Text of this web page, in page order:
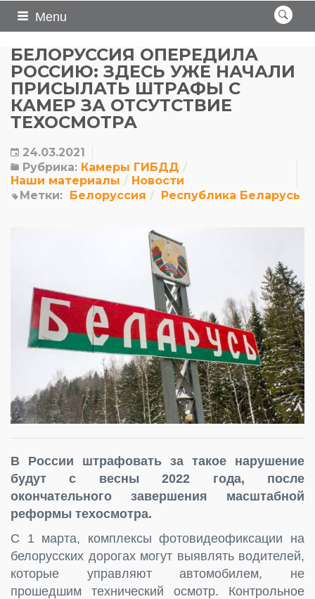
Menu
БЕЛОРУССИЯ ОПЕРЕДИЛА
РОССИЮ: ЗДЕСЬ УЖЕ НАЧАЛИ
ПРИСЫЛАТЬ ШТРАФЫ С
КАМЕР ЗА ОТСУТСТВИЕ
ТЕХОСМОТРА
24.03.2021
Рубрика: Камеры ГИБДД
Наши материалы
Новости
Метки: Белоруссия Республика Беларусь
В России штрафовать за такое нарушение
будут с весны 2022 года, после
окончательного завершения масштабной
реформы техосмотра.
С 1 марта, комплексы фотовидеофиксации на
белорусских дорогах могут выявлять водителей,
которые управляют автомобилем, не
прошедшим технический осмотр. Контрольное